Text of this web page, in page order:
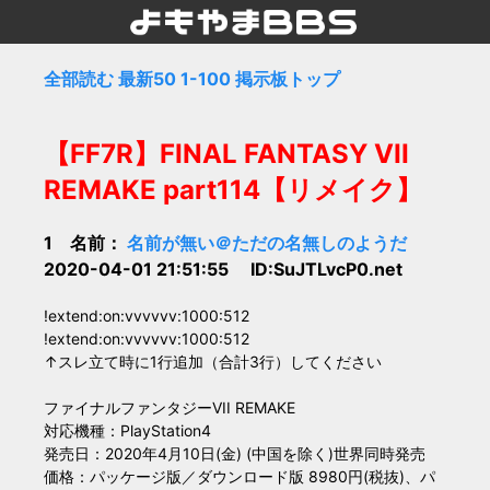
全部読む 最新50 1-100 掲示板トップ
【FF7R】FINAL FANTASY VII
REMAKE part114【リメイク】
1 名前： 名前が無い＠ただの名無しのようだ
2020-04-01 21:51:55 ID:SuJTLvcP0.net
!extend:on:vvvvvv:1000:512
!extend:on:vvvvvv:1000:512
↑スレ立て時に1行追加（合計3行）してください
ファイナルファンタジーVII REMAKE
対応機種：PlayStation4
発売日：2020年4月10日(金) (中国を除く)世界同時発売
価格：パッケージ版／ダウンロード版 8980円(税抜)、パ